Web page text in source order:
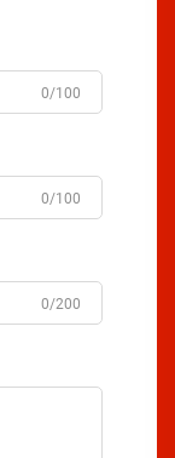
0/100
0/100
0/200